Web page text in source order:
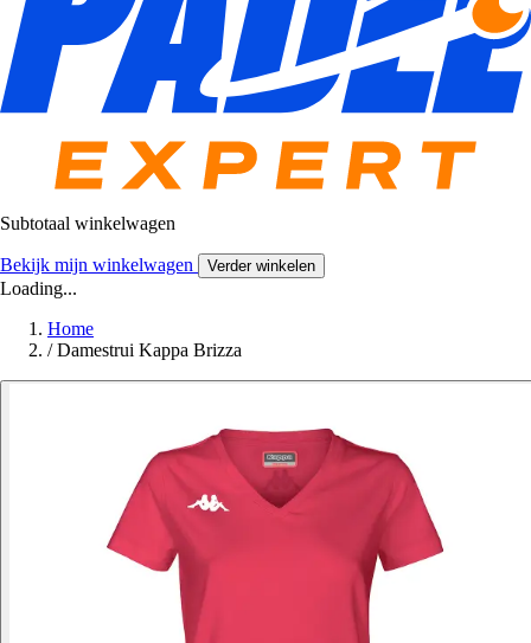
Subtotaal winkelwagen
Bekijk mijn winkelwagen Verder winkelen
Loading...
Home
/ Damestrui Kappa Brizza